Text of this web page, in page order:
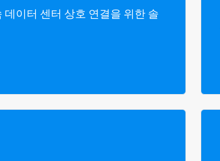
이터 센터 상호 연결을 위한 솔